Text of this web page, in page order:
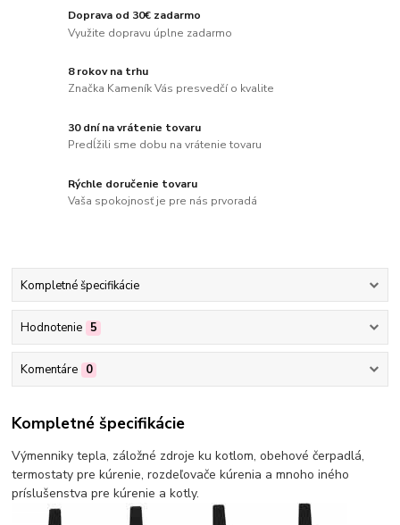
Doprava od 30€ zadarmo
Využite dopravu úplne zadarmo
8 rokov na trhu
Značka Kameník Vás presvedčí o kvalite
30 dní na vrátenie tovaru
Predĺžili sme dobu na vrátenie tovaru
Rýchle doručenie tovaru
Vaša spokojnosť je pre nás prvoradá
Kompletné špecifikácie
Hodnotenie 5
Komentáre 0
Kompletné špecifikácie
Výmenniky tepla, záložné zdroje ku kotlom, obehové čerpadlá,
termostaty pre kúrenie, rozdeľovače kúrenia a mnoho iného
príslušenstva pre kúrenie a kotly.